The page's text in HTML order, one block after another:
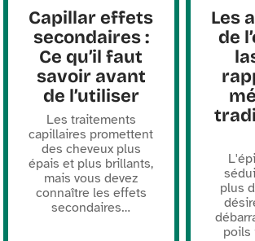
Capillar effets
secondaires :
Ce qu’il faut
savoir avant
de l’utiliser
Les traitements
capillaires promettent
des cheveux plus
épais et plus brillants,
mais vous devez
connaître les effets
secondaires…
Les
de
plus
poils